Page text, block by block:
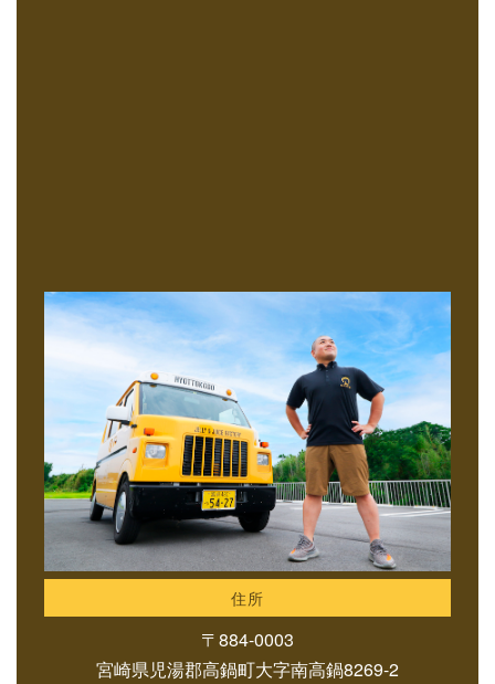
住所
〒884-0003
宮崎県児湯郡高鍋町大字南高鍋8269-2